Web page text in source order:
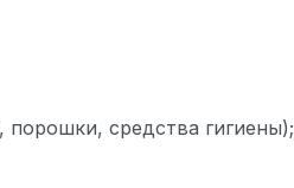
средства гигиены);